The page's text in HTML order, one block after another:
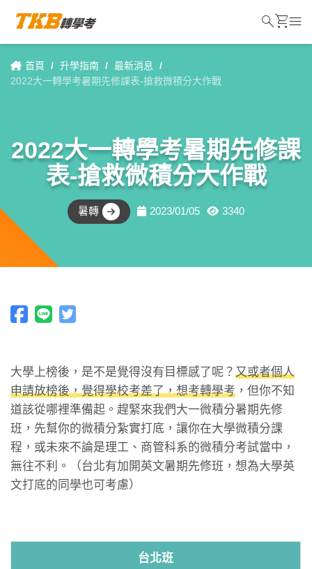
首頁 / 升學指南 / 最新消息
/
2022大一轉學考暑期先修課表-搶救微積分大作戰
2022大一轉學考暑期先修課
表-搶救微積分大作戰
暑轉 2023/01/05 3340
大學上榜後，是不是覺得沒有目標感了呢？ 又或者個人
申請放榜後，覺得學校考差了，想考轉學考 ，但你不知
道該從哪裡準備起。趕緊來我們大一微積分暑期先修
班，先幫你的微積分紮實打底，讓你在大學微積分課
程，或未來不論是理工、商管科系的微積分考試當中，
無往不利。（台北有加開英文暑期先修班，想為大學英
文打底的同學也可考慮）
台北班
searchshopping_cartmenu